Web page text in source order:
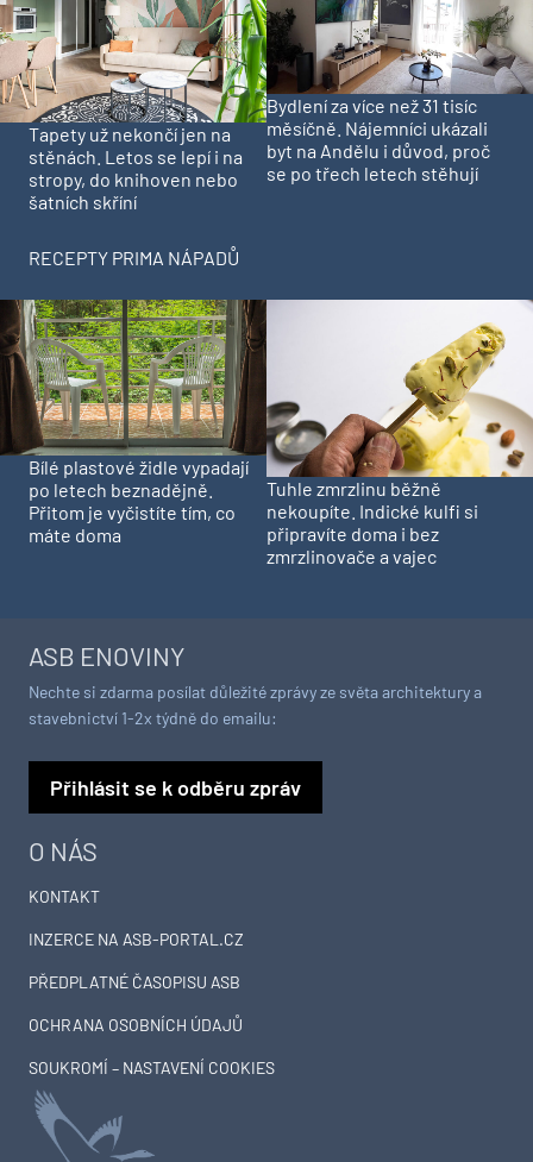
Tapety už nekončí jen na
stěnách. Letos se lepí i na
stropy, do knihoven nebo
šatních skříní
Bydlení za více než 31 tisíc
měsíčně. Nájemníci ukázali
byt na Andělu i důvod, proč
se po třech letech stěhují
RECEPTY PRIMA NÁPADŮ
Bílé plastové židle vypadají
po letech beznadějně.
Přitom je vyčistíte tím, co
máte doma
Tuhle zmrzlinu běžně
nekoupíte. Indické kulfi si
připravíte doma i bez
zmrzlinovače a vajec
O NÁS
KONTAKT
INZERCE NA ASB-PORTAL.CZ
PŘEDPLATNÉ ČASOPISU ASB
OCHRANA OSOBNÍCH ÚDAJŮ
SOUKROMÍ – NASTAVENÍ COOKIES
ASB ENOVINY
Nechte si zdarma posílat důležité zprávy ze světa architektury a
stavebnictví 1-2x týdně do emailu:
Přihlásit se k odběru zpráv